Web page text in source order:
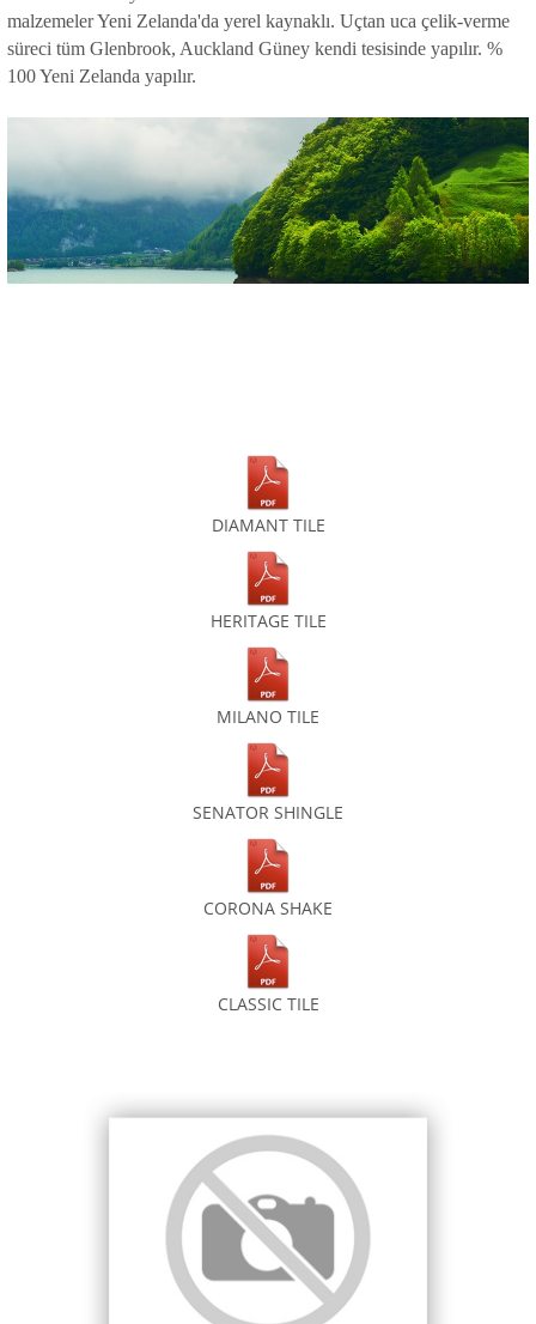
malzemeler Yeni Zelanda'da yerel kaynaklı. Uçtan uca çelik-verme
süreci tüm Glenbrook, Auckland Güney kendi tesisinde yapılır. %
100 Yeni Zelanda yapılır.
DIAMANT TILE
HERITAGE TILE
MILANO TILE
SENATOR SHINGLE
CORONA SHAKE
CLASSIC TILE